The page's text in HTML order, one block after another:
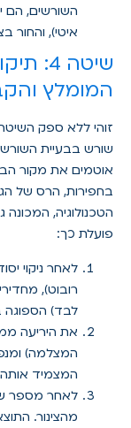
השורשים, הם
איטי), והחור
שיטה
המומלץ
זוהי ללא ספק
שורש בבעיית
אוטמים את מקור
בחפירות, הרס של
פועלת כך:
לאחר ניקוי
רובוט),
לבד) הספוגה
את היריעה
המצלמה)
המצמיד אותה
לאחר מספר
מהצינור.